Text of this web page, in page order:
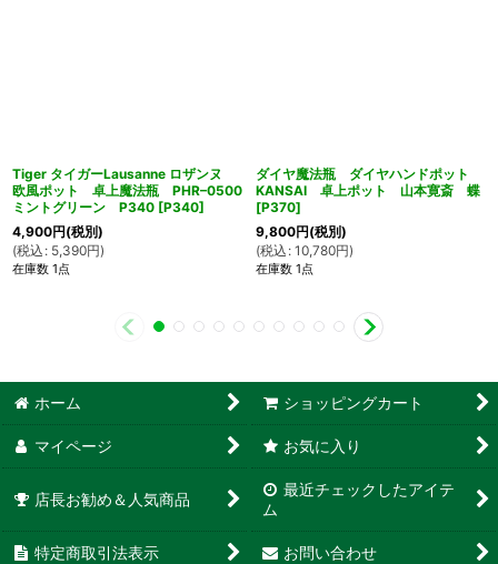
Tiger タイガーLausanne ロザンヌ
欧風ポット 卓上魔法瓶 PHR–0500
ミントグリーン P340 [P340]
4,900円(税別)
(税込 : 5,390円)
在庫数 1点
ダイヤ魔法瓶 ダイヤハンドポット
KANSAI 卓上ポット 山本寛斎 蝶
[P370]
9,800円(税別)
(税込 : 10,780円)
在庫数 1点
ホーム ショッピングカート
マイページ お気に入り
店長お勧め＆人気商品
最近チェックしたアイテ
ム
特定商取引法表示 お問い合わせ